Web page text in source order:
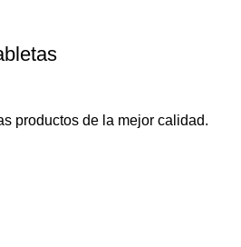
productos de la mejor calidad.